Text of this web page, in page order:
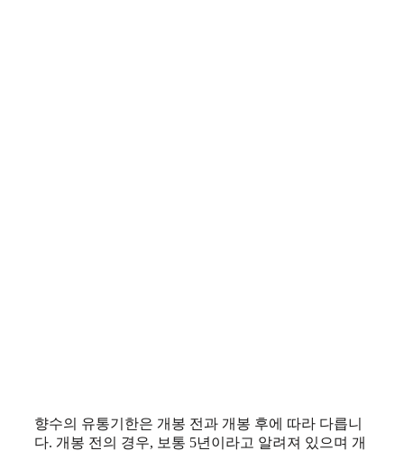
향수의 유통기한은 개봉 전과 개봉 후에 따라 다릅니
다. 개봉 전의 경우, 보통 5년이라고 알려져 있으며 개